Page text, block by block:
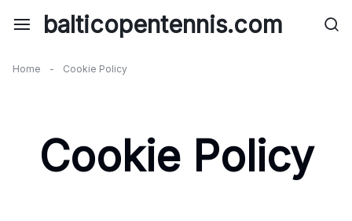
balticopentennis.com
Home - Cookie Policy
Cookie Policy